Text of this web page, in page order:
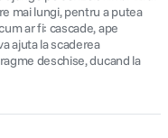
mai lungi, pentru a putea
ar fi: cascade, ape
ajuta la scaderea
deschise, ducand la